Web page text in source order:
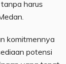
harus
komitmennya
potensi